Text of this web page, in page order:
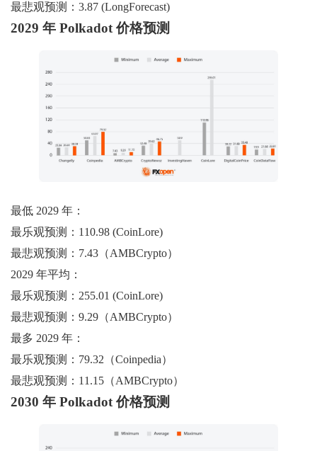
最悲观预测：3.87 (LongForecast)
2029 年 Polkadot 价格预测
最低 2029 年：
最乐观预测：110.98 (CoinLore)
最悲观预测：7.43（AMBCrypto）
2029 年平均：
最乐观预测：255.01 (CoinLore)
最悲观预测：9.29（AMBCrypto）
最多 2029 年：
最乐观预测：79.32（Coinpedia）
最悲观预测：11.15（AMBCrypto）
2030 年 Polkadot 价格预测